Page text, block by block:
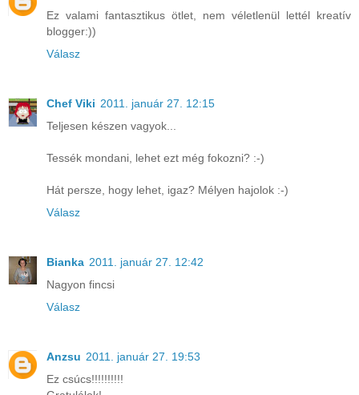
Ez valami fantasztikus ötlet, nem véletlenül lettél kreatív
blogger:))
Válasz
Chef Viki 2011. január 27. 12:15
Teljesen készen vagyok...
Tessék mondani, lehet ezt még fokozni? :-)
Hát persze, hogy lehet, igaz? Mélyen hajolok :-)
Válasz
Bianka 2011. január 27. 12:42
Nagyon fincsi
Válasz
Anzsu 2011. január 27. 19:53
Ez csúcs!!!!!!!!!!